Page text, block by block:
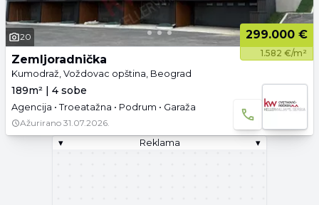
20 299.000 €
1.582 €/m²
Zemljoradnička
Kumodraž, Voždovac opština, Beograd
189m² | 4 sobe
Agencija • Troeatažna • Podrum • Garaža
Ažurirano 31.07.2026.
▾
Reklama ▾